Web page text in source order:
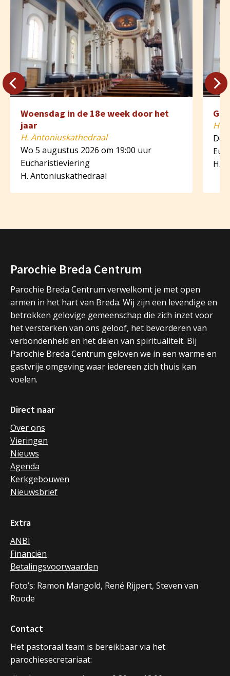
Woensdag in de 18e week door het
jaar
H. Antoniuskathedraal
Wo 5 augustus 2026 om 19:00 uur
Eucharistieviering
H. Antoniuskathedraal
H.
Do
H.
Parochie Breda Centrum
Parochie Breda Centrum verwelkomt je met open
armen in het hart van Breda. Wij zijn een levendige en
betrokken gelovige gemeenschap die zich inzet voor
het versterken van ons geloof, het bevorderen van
verbondenheid en het delen van spiritualiteit. Bij
Parochie Breda Centrum geloven we in een warme en
gastvrije omgeving waar iedereen zich thuis kan
voelen.
Direct naar
Over ons
Vieringen
Nieuws
Agenda
Kerkgebouwen
Nieuwsbrief
Extra
ANBI
Financiën
Betalingsvoorwaarden
Foto’s: Ramon Mangold, René Rijpert, Steven van
Roode
Contact
Het pastoraal team is bereikbaar via het
parochiesecretariaat: